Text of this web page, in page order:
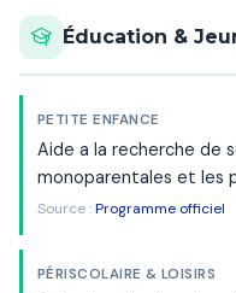
Éducation &
PETITE ENFANCE
Aide a la recherche de
monoparentales et les
Source :Programme officiel
PÉRISCOLAIRE & LOISIRS